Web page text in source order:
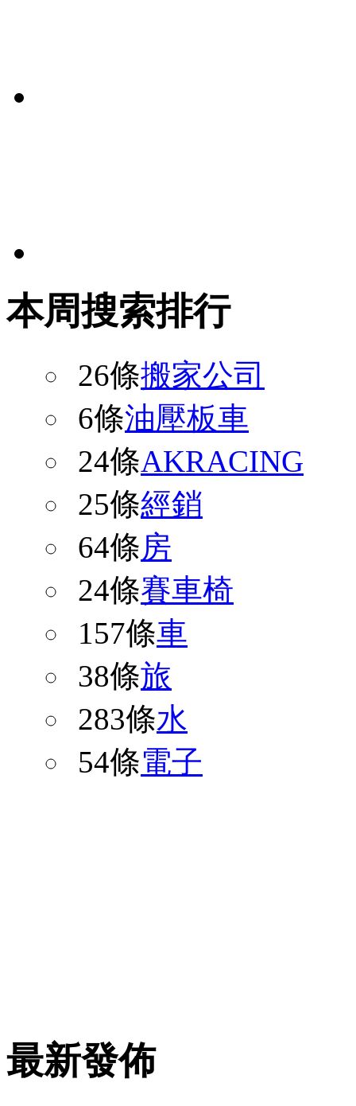
本周搜索排行
26條搬家公司
6條油壓板車
24條AKRACING
25條經銷
64條房
24條賽車椅
157條車
38條旅
283條水
54條電子
最新發佈